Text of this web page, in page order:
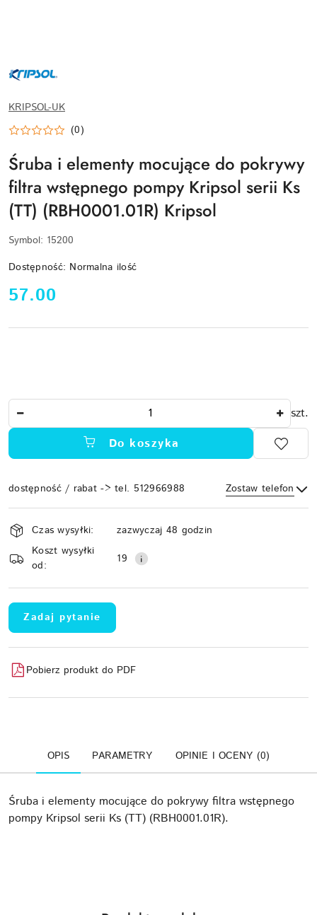
WEBP
KRIPSOL-UK
(0)
Śruba i elementy mocujące do pokrywy
filtra wstępnego pompy Kripsol serii Ks
(TT) (RBH0001.01R) Kripsol
Symbol: 15200
Dostępność: Normalna ilość
cena:
57.00
szt.
Do koszyka
dostępność / rabat -> tel. 512966988 Zostaw telefon
Wyślij
Dostępność
i
dostawa
Czas wysyłki:
zazwyczaj 48 godzin
Koszt wysyłki
od:
19
Zadaj pytanie
Pobierz produkt do PDF
OPIS PARAMETRY OPINIE I OCENY (0)
Śruba i elementy mocujące do pokrywy filtra wstępnego
pompy Kripsol serii Ks (TT) (RBH0001.01R).